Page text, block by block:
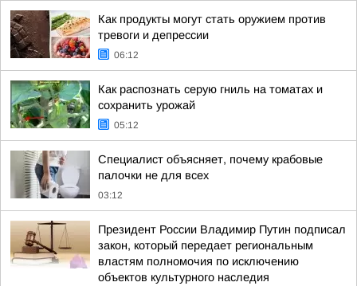
Как продукты могут стать оружием против
тревоги и депрессии
06:12
Как распознать серую гниль на томатах и
сохранить урожай
05:12
Специалист объясняет, почему крабовые
палочки не для всех
03:12
Президент России Владимир Путин подписал
закон, который передает региональным
властям полномочия по исключению
объектов культурного наследия